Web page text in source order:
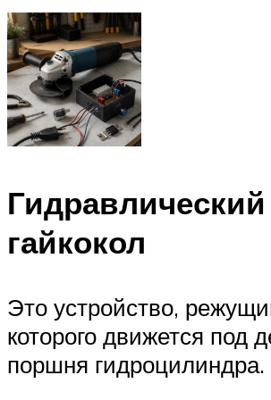
Гидравлический
гайкокол
Это устройство,
которого движется под
поршня гидроцилиндра.